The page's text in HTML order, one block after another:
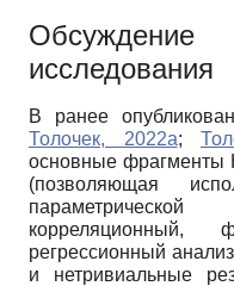
исследования
В ранее
Толочек, 2022а;
основные фрагменты
(позволяющая
параметрической
корреляционный,
регрессионный
и нетривиальные